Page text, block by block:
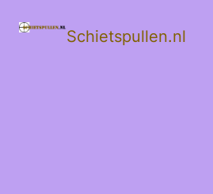
Schietspullen.nl